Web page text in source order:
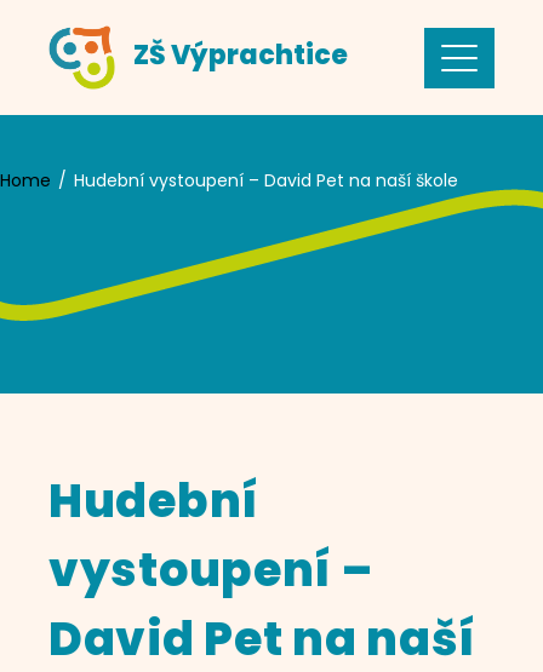
content
ZŠ Výprachtice
Home Hudební vystoupení – David Pet na naší škole
Hudební
vystoupení –
David Pet na naší